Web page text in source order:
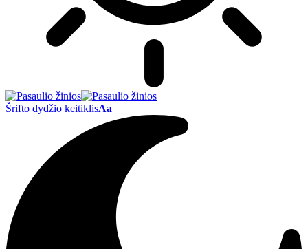
Šrifto dydžio keitiklisAa